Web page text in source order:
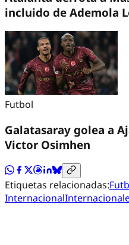
incluido de Ademola
Futbol
Galatasaray golea a
Victor Osimhen
Etiquetas relacionadas:
Internacional